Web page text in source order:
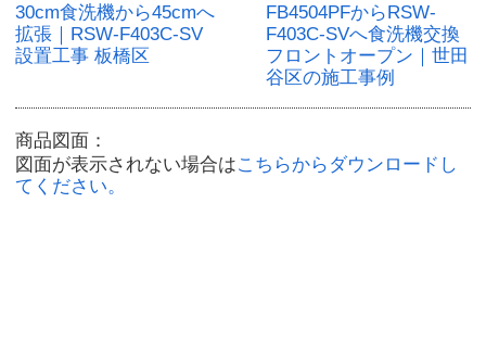
30cm食洗機から45cmへ
拡張｜RSW-F403C-SV
設置工事 板橋区
FB4504PFからRSW-
F403C-SVへ食洗機交換
フロントオープン｜世田
谷区の施工事例
商品図面：
図面が表示されない場合はこちらからダウンロードし
てください。